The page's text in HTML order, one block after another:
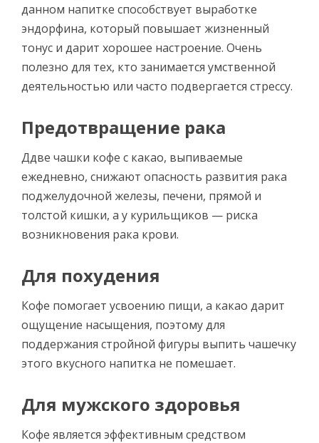
данном напитке способствует выработке
эндорфина, который повышает жизненный
тонус и дарит хорошее настроение. Очень
полезно для тех, кто занимается умственной
деятельностью или часто подвергается стрессу.
Предотвращение рака
Ддве чашки кофе с какао, выпиваемые
ежедневно, снижают опасность развития рака
поджелудочной железы, печени, прямой и
толстой кишки, а у курильщиков — риска
возникновения рака крови.
Для похудения
Кофе помогает усвоению пищи, а какао дарит
ощущение насыщения, поэтому для
поддержания стройной фигуры выпить чашечку
этого вкусного напитка не помешает.
Для мужского здоровья
Кофе является эффективным средством